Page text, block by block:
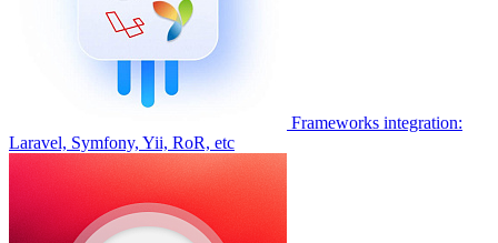
Frameworks integration:
Laravel, Symfony, Yii, RoR, etc